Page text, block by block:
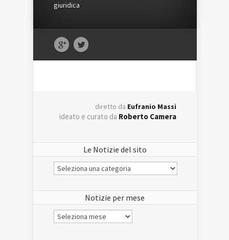
giuridica
diretto da Eufranio Massi
ideato e curato da Roberto Camera
Le Notizie del sito
Le
Notizie
Notizie per mese
Notizie
per